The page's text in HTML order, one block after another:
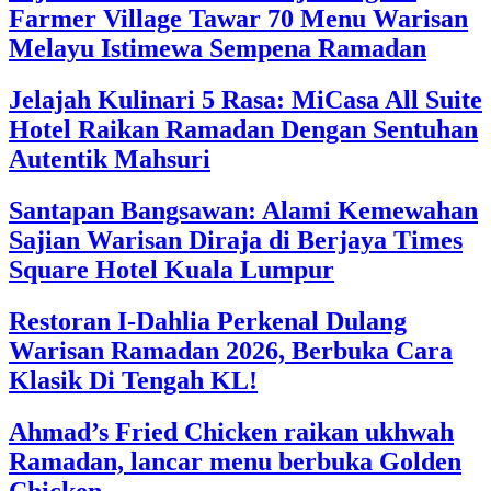
Farmer Village Tawar 70 Menu Warisan
Melayu Istimewa Sempena Ramadan
Jelajah Kulinari 5 Rasa: MiCasa All Suite
Hotel Raikan Ramadan Dengan Sentuhan
Autentik Mahsuri
Santapan Bangsawan: Alami Kemewahan
Sajian Warisan Diraja di Berjaya Times
Square Hotel Kuala Lumpur
Restoran I-Dahlia Perkenal Dulang
Warisan Ramadan 2026, Berbuka Cara
Klasik Di Tengah KL!
Ahmad’s Fried Chicken raikan ukhwah
Ramadan, lancar menu berbuka Golden